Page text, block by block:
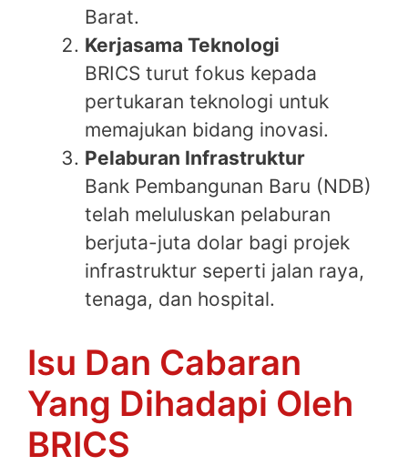
Barat.
Kerjasama Teknologi
BRICS turut fokus kepada
pertukaran teknologi untuk
memajukan bidang inovasi.
Pelaburan Infrastruktur
Bank Pembangunan Baru (NDB)
telah meluluskan pelaburan
berjuta-juta dolar bagi projek
infrastruktur seperti jalan raya,
tenaga, dan hospital.
Isu Dan Cabaran
Yang Dihadapi Oleh
BRICS